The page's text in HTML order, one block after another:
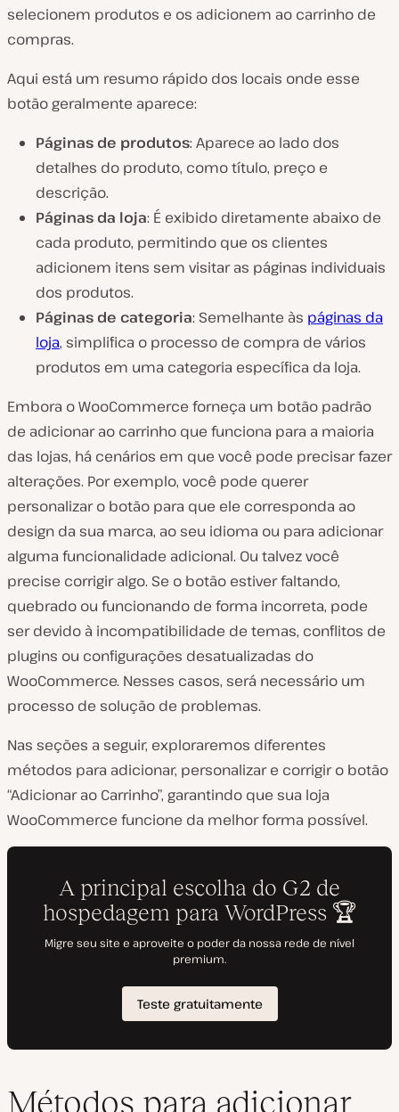
selecionem produtos e os adicionem ao carrinho de
compras.
Aqui está um resumo rápido dos locais onde esse
botão geralmente aparece:
Páginas de produtos: Aparece ao lado dos
detalhes do produto, como título, preço e
descrição.
Páginas da loja: É exibido diretamente abaixo de
cada produto, permitindo que os clientes
adicionem itens sem visitar as páginas individuais
dos produtos.
Páginas de categoria: Semelhante às páginas da
loja, simplifica o processo de compra de vários
produtos em uma categoria específica da loja.
Embora o WooCommerce forneça um botão padrão
de adicionar ao carrinho que funciona para a maioria
das lojas, há cenários em que você pode precisar fazer
alterações. Por exemplo, você pode querer
personalizar o botão para que ele corresponda ao
design da sua marca, ao seu idioma ou para adicionar
alguma funcionalidade adicional. Ou talvez você
precise corrigir algo. Se o botão estiver faltando,
quebrado ou funcionando de forma incorreta, pode
ser devido à incompatibilidade de temas, conflitos de
plugins ou configurações desatualizadas do
WooCommerce. Nesses casos, será necessário um
processo de solução de problemas.
Nas seções a seguir, exploraremos diferentes
métodos para adicionar, personalizar e corrigir o botão
“Adicionar ao Carrinho”, garantindo que sua loja
WooCommerce funcione da melhor forma possível.
Métodos para adicionar